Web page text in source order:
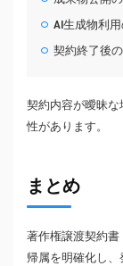
AI生成物利
契約終了後
契約内容が曖昧
性があります。
まとめ
著作権譲渡契約書
帰属を明確化し